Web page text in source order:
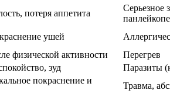
потеря аппетита
Серьезное
ушей
физической активности
Перегрев
зуд
Паразиты
покраснение и
Травма,